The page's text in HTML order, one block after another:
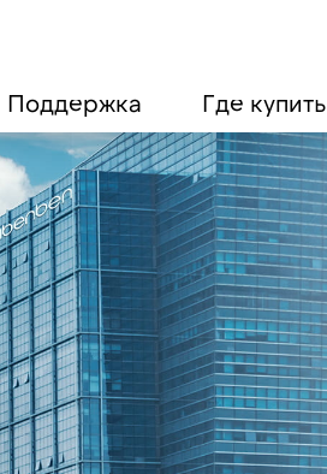
Поддержка Где купить